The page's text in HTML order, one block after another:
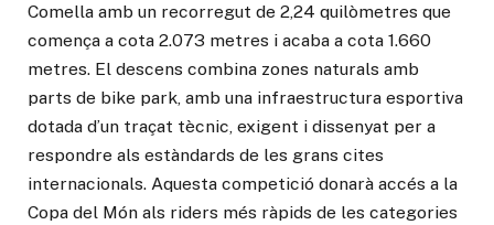
Comella amb un recorregut de 2,24 quilòmetres que
comença a cota 2.073 metres i acaba a cota 1.660
metres. El descens combina zones naturals amb
parts de bike park, amb una infraestructura esportiva
dotada d’un traçat tècnic, exigent i dissenyat per a
respondre als estàndards de les grans cites
internacionals. Aquesta competició donarà accés a la
Copa del Món als riders més ràpids de les categories